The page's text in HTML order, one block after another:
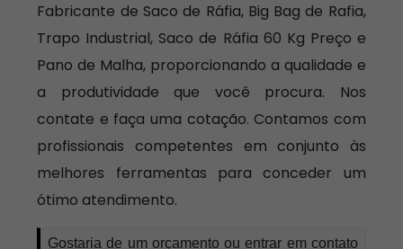
Fabricante de Saco de Ráfia, Big Bag de Rafia,
Trapo Industrial, Saco de Ráfia 60 Kg Preço e
Pano de Malha, proporcionando a qualidade e
a produtividade que você procura. Nos
contate e faça uma cotação. Contamos com
profissionais competentes em conjunto às
melhores ferramentas para conceder um
ótimo atendimento.
Gostaria de um orçamento ou entrar em contato